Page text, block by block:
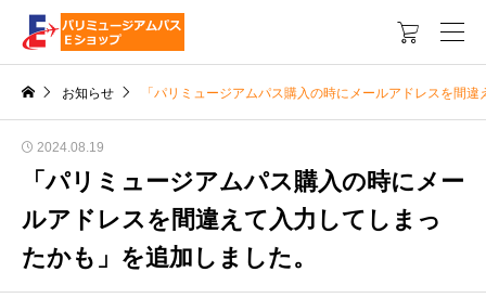

お知らせ 「パリミュージアムパス購入の時にメールアドレスを間
2024.08.19
「パリミュージアムパス購入の時にメー
ルアドレスを間違えて入力してしまっ
たかも」を追加しました。